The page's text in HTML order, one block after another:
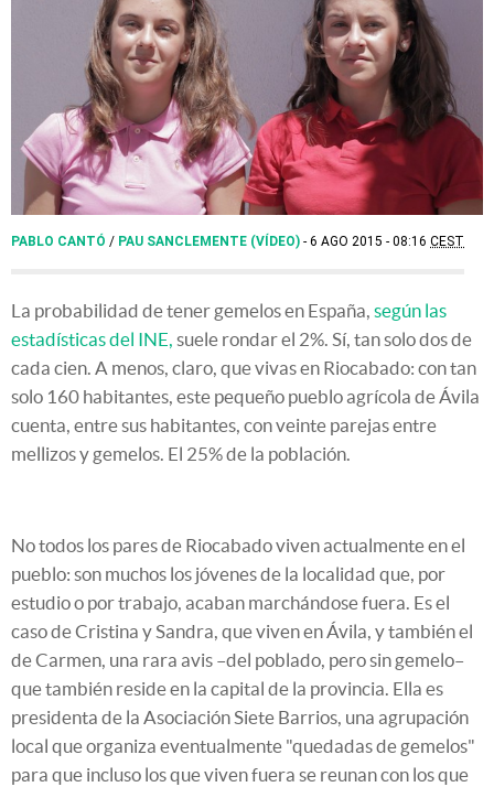
PABLO CANTÓ / PAU SANCLEMENTE (VÍDEO) 6 AGO 2015 - 08:16 CEST
La probabilidad de tener gemelos en España, según las
estadísticas del INE, suele rondar el 2%. Sí, tan solo dos de
cada cien. A menos, claro, que vivas en Riocabado: con tan
solo 160 habitantes, este pequeño pueblo agrícola de Ávila
cuenta, entre sus habitantes, con veinte parejas entre
mellizos y gemelos. El 25% de la población.
No todos los pares de Riocabado viven actualmente en el
pueblo: son muchos los jóvenes de la localidad que, por
estudio o por trabajo, acaban marchándose fuera. Es el
caso de Cristina y Sandra, que viven en Ávila, y también el
de Carmen, una rara avis –del poblado, pero sin gemelo–
que también reside en la capital de la provincia. Ella es
presidenta de la Asociación Siete Barrios, una agrupación
local que organiza eventualmente "quedadas de gemelos"
para que incluso los que viven fuera se reunan con los que